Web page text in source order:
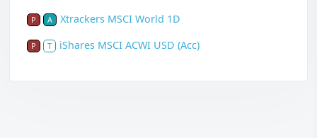
P A Xtrackers MSCI World 1D
P T iShares MSCI ACWI USD (Acc)